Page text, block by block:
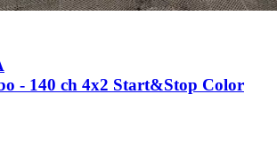
- 140 ch 4x2 Start&Stop Color